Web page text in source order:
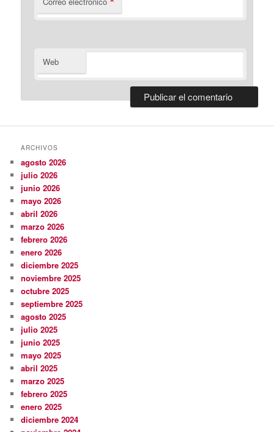
Web
ARCHIVOS
agosto 2026
julio 2026
junio 2026
mayo 2026
abril 2026
marzo 2026
febrero 2026
enero 2026
diciembre 2025
noviembre 2025
octubre 2025
septiembre 2025
agosto 2025
julio 2025
junio 2025
mayo 2025
abril 2025
marzo 2025
febrero 2025
enero 2025
diciembre 2024